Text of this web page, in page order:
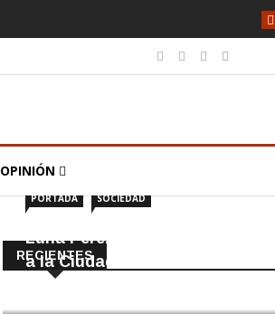
OPINIÓN
RECIENTES
PORTADA SOCIEDAD
Luna Pérez Flores viste de Feria
a la Ciudad de las Torres